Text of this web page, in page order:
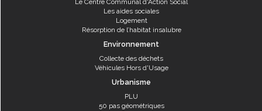
Le Centre Communal d'Action Social
Les aides sociales
Logement
Résorption de l’habitat insalubre
Environnement
Collecte des déchets
Véhicules Hors d'Usage
Urbanisme
PLU
50 pas géométriques